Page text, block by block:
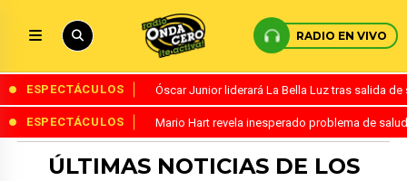
RADIO EN VIVO
ESPECTÁCULOS Óscar Junior liderará La Bella Luz tras salida
ESPECTÁCULOS Mario Hart revela inesperado problema de
ÚLTIMAS NOTICIAS DE LOS